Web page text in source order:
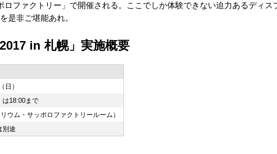
ロファクトリー」で開催される。ここでしか体験できない迫力あるディス
是非ご堪能あれ。
in 札幌」実施概要
日）
18:00まで
ウム・サッポロファクトリールーム）
別途